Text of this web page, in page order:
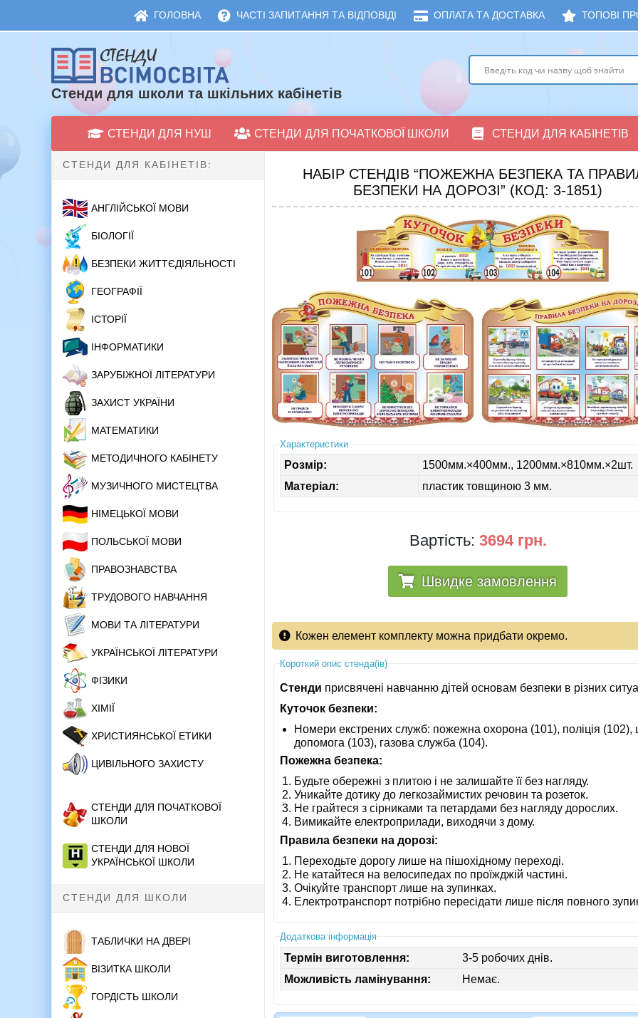
ГОЛОВНА ЧАСТІ ЗАПИТАННЯ ТА ВІДПОВІДІ ОПЛАТА ТА ДОСТАВКА ТОПОВІ
Стенди для школи та шкільних кабінетів
СТЕНДИ ДЛЯ НУШ СТЕНДИ ДЛЯ ПОЧАТКОВОЇ ШКОЛИ СТЕНДИ ДЛЯ КАБІНЕТІВ
СТЕНДИ ДЛЯ КАБІНЕТІВ:
АНГЛІЙСЬКОЇ МОВИ
БІОЛОГІЇ
БЕЗПЕКИ ЖИТТЄДІЯЛЬНОСТІ
ГЕОГРАФІЇ
ІСТОРІЇ
ІНФОРМАТИКИ
ЗАРУБІЖНОЇ ЛІТЕРАТУРИ
ЗАХИСТ УКРАЇНИ
МАТЕМАТИКИ
МЕТОДИЧНОГО КАБІНЕТУ
МУЗИЧНОГО МИСТЕЦТВА
НІМЕЦЬКОЇ МОВИ
ПОЛЬСЬКОЇ МОВИ
ПРАВОЗНАВСТВА
ТРУДОВОГО НАВЧАННЯ
МОВИ ТА ЛІТЕРАТУРИ
УКРАЇНСЬКОЇ ЛІТЕРАТУРИ
ФІЗИКИ
ХІМІЇ
ХРИСТИЯНСЬКОЇ ЕТИКИ
ЦИВІЛЬНОГО ЗАХИСТУ
СТЕНДИ ДЛЯ ПОЧАТКОВОЇ
ШКОЛИ
СТЕНДИ ДЛЯ НОВОЇ
УКРАЇНСЬКОЇ ШКОЛИ
СТЕНДИ ДЛЯ ШКОЛИ
ТАБЛИЧКИ НА ДВЕРІ
ВІЗИТКА ШКОЛИ
ГОРДІСТЬ ШКОЛИ
НАБІР СТЕНДІВ “ПОЖЕЖНА БЕЗПЕКА ТА
БЕЗПЕКИ НА ДОРОЗІ” (КОД: 3-1851)
Характеристики
Розмір:
1500мм.×400мм., 1200мм.×810мм.×2шт.
Матеріал:
пластик товщиною 3 мм.
Вартість: 3694 грн.
Швидке замовлення
Кожен елемент комплекту можна придбати окремо.
Короткий опис стенда(ів)
Стенди присвячені навчанню дітей основам безпеки в різних
Куточок безпеки:
Номери екстрених служб: пожежна охорона (101), поліція (102),
допомога (103), газова служба (104).
Пожежна безпека:
Будьте обережні з плитою і не залишайте її без нагляду.
Уникайте дотику до легкозаймистих речовин та розеток.
Не грайтеся з сірниками та петардами без нагляду дорослих.
Вимикайте електроприлади, виходячи з дому.
Правила безпеки на дорозі:
Переходьте дорогу лише на пішохідному переході.
Не катайтеся на велосипедах по проїжджій частині.
Очікуйте транспорт лише на зупинках.
Електротранспорт потрібно пересідати лише після повного
Додаткова інформація
Термін виготовлення:
3-5 робочих днів.
Можливість ламінування:
Немає.